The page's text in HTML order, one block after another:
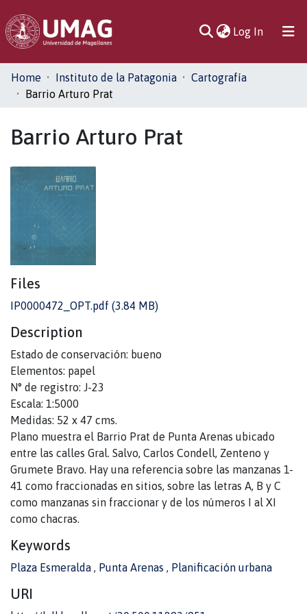
Log In(current)
Communities
& Collections
Home Instituto de la Patagonia
Cartografía
Barrio Arturo Prat
Barrio Arturo Prat
Files
IP0000472_OPT.pdf (3.84 MB)
Description
Estado de conservación: bueno
Elementos: papel
N° de registro: J-23
Escala: 1:5000
Medidas: 52 x 47 cms.
Plano muestra el Barrio Prat de Punta Arenas ubicado
entre las calles Gral. Salvo, Carlos Condell, Zenteno y
Grumete Bravo. Hay una referencia sobre las manzanas 1-
41 como fraccionadas en sitios, sobre las letras A, B y C
como manzanas sin fraccionar y de los números I al XI
como chacras.
Keywords
Plaza Esmeralda , Punta Arenas , Planificación urbana
URI